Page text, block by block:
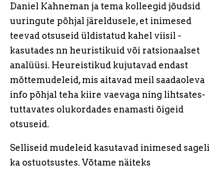
Daniel Kahneman ja tema kolleegid jõudsid
uuringute põhjal järeldusele, et inimesed
teevad otsuseid üldistatud kahel viisil -
kasutades nn heuristikuid või ratsionaalset
analüüsi. Heureistikud kujutavad endast
mõttemudeleid, mis aitavad meil saadaoleva
info põhjal teha kiire vaevaga ning lihtsates-
tuttavates olukordades enamasti õigeid
otsuseid.
Selliseid mudeleid kasutavad inimesed sageli
ka ostuotsustes. Võtame näiteks